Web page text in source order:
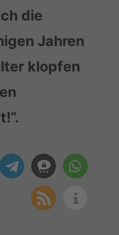
die
Jahren
klopfen